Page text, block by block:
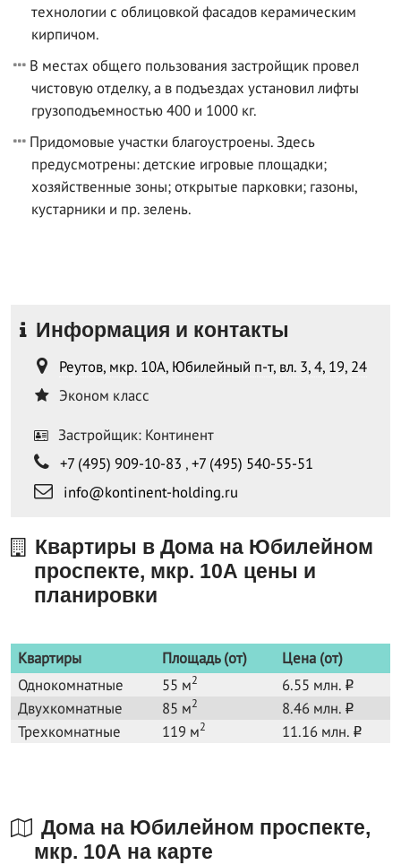
технологии с облицовкой фасадов керамическим
кирпичом.
В местах общего пользования застройщик провел
чистовую отделку, а в подъездах установил лифты
грузоподъемностью 400 и 1000 кг.
Придомовые участки благоустроены. Здесь
предусмотрены: детские игровые площадки;
хозяйственные зоны; открытые парковки; газоны,
кустарники и пр. зелень.
Информация и контакты
Реутов, мкр. 10А, Юбилейный п-т, вл. 3, 4, 19, 24
Эконом класс
Застройщик: Континент
+7 (495) 909-10-83 ,+7 (495) 540-55-51
info@kontinent-holding.ru
Квартиры в Дома на Юбилейном
проспекте, мкр. 10А цены и
планировки
Квартиры Площадь (от)
Цена (от)
Однокомнатные
55 м2 6.55 млн. o
Двухкомнатные 85 м2 8.46 млн. o
Трехкомнатные 119 м2 11.16 млн. o
Дома на Юбилейном проспекте,
мкр. 10А на карте